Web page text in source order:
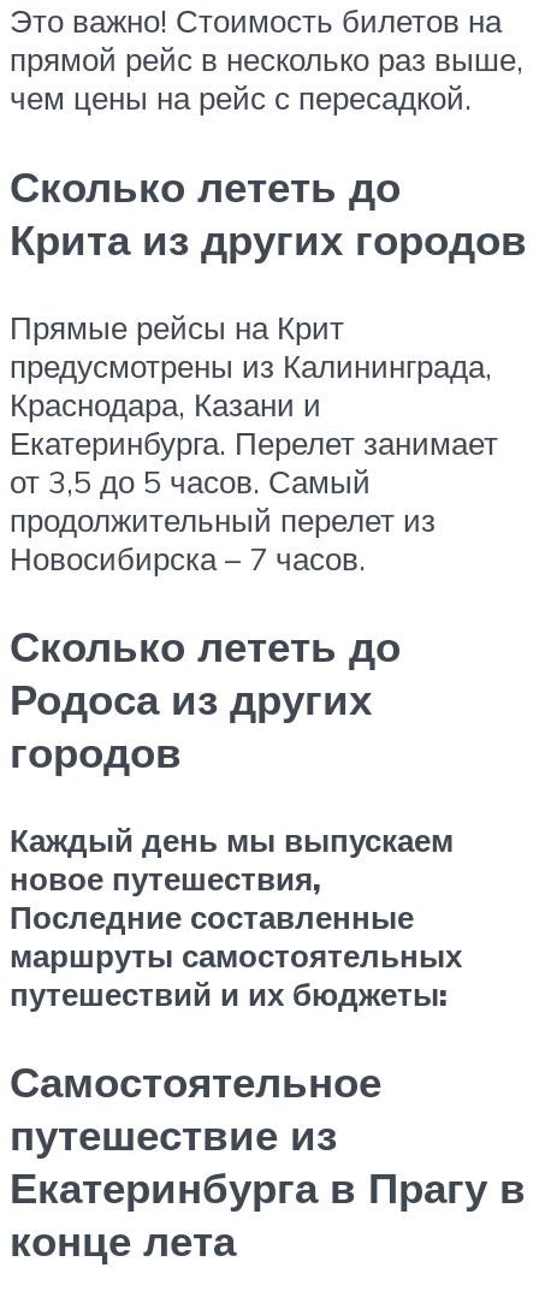
Это важно! Стоимость билетов на
прямой рейс в несколько раз выше,
чем цены на рейс с пересадкой.
Сколько лететь до
Крита из других городов
Прямые рейсы на Крит
предусмотрены из Калининграда,
Краснодара, Казани и
Екатеринбурга. Перелет занимает
от 3,5 до 5 часов. Самый
продолжительный перелет из
Новосибирска – 7 часов.
Сколько лететь до
Родоса из других
городов
Каждый день мы выпускаем
новое путешествия,
Последние составленные
маршруты самостоятельных
путешествий и их бюджеты:
Самостоятельное
путешествие из
Екатеринбурга в Прагу в
конце лета